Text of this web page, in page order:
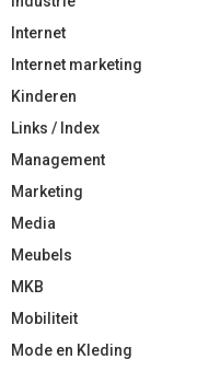
Internet
Internet marketing
Kinderen
Links / Index
Management
Marketing
Media
Meubels
MKB
Mobiliteit
Mode en Kleding